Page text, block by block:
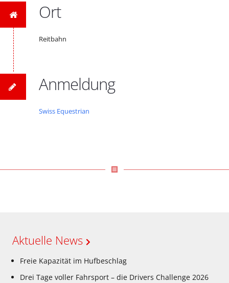
Ort
Reitbahn
Anmeldung
Swiss Equestrian
receipt
Aktuelle News
Freie Kapazität im Hufbeschlag
Drei Tage voller Fahrsport – die Drivers Challenge 2026